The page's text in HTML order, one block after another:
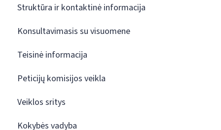
Struktūra ir kontaktinė informacija
Konsultavimasis su visuomene
Teisinė informacija
Peticijų komisijos veikla
Veiklos sritys
Kokybės vadyba